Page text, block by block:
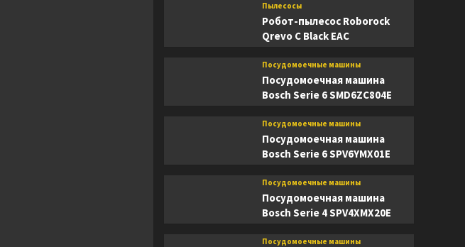
Пылесосы
Робот-пылесос Roborock
Qrevo C Black EAC
Посудомоечные машины
Посудомоечная машина
Bosch Serie 6 SMD6ZC804E
Посудомоечные машины
Посудомоечная машина
Bosch Serie 6 SPV6YMX01E
Посудомоечные машины
Посудомоечная машина
Bosch Serie 4 SPV4XMX20E
Посудомоечные машины